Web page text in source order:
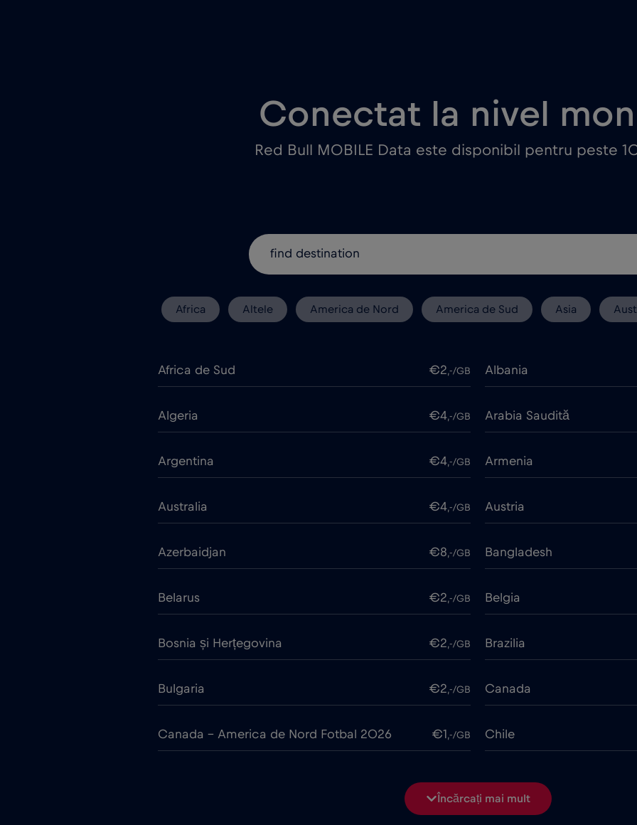
Conectat la nivel
Red Bull MOBILE Data este disponibil pentru peste
Africa Altele America de Nord America de Sud Asia
Africa de Sud €2,-/GB Albania
Algeria €4,-/GB Arabia Saudită
Argentina €4,-/GB Armenia
Australia €4,-/GB Austria
Azerbaidjan €8,-/GB Bangladesh
Belarus €2,-/GB Belgia
Bosnia și Herțegovina €2,-/GB Brazilia
Bulgaria €2,-/GB Canada
Canada - America de Nord Fotbal 2026 €1 ,-/GB Chile
€6,-/GB Ciad
Încărcați mai mult